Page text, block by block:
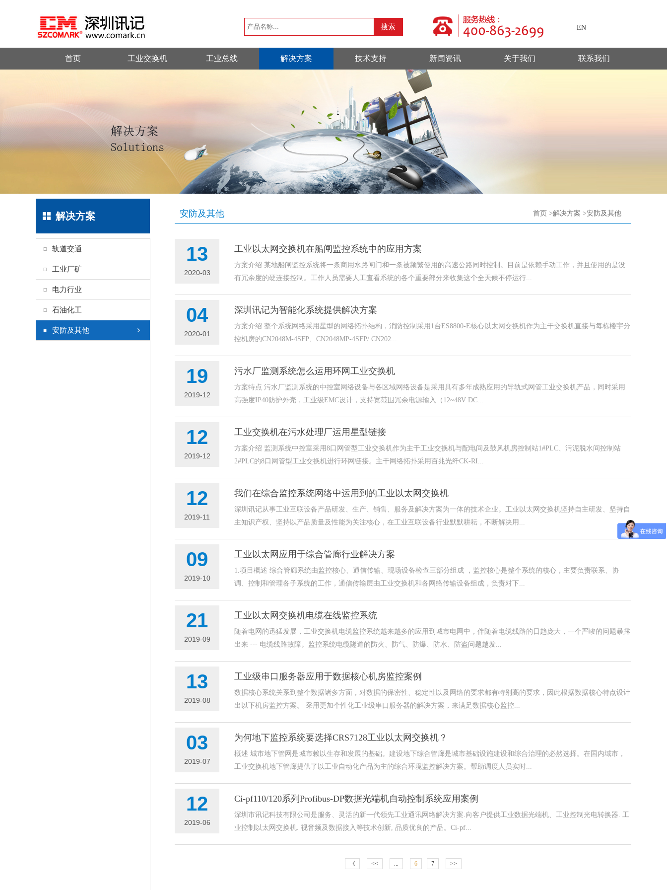
EN
首页 工业交换机 工业总线 解决方案 技术支持 新闻资讯 关于我们 联系我们
解决方案
轨道交通
工业厂矿
电力行业
石油化工
安防及其他
安防及其他 首页 >解决方案 >安防及其他
13
2020-03
工业以太网交换机在船闸监控系统中的应用方案
方案介绍 某地船闸监控系统将一条商用水路闸门和一条被频繁使用的高速公路同时控制。目前是依赖手动工作，并且使用的是没
有冗余度的硬连接控制。工作人员需要人工查看系统的各个重要部分来收集这个全天候不停运行...
04
2020-01
深圳讯记为智能化系统提供解决方案
方案介绍 整个系统网络采用星型的网络拓扑结构，消防控制采用1台ES8800-E核心以太网交换机作为主干交换机直接与每栋楼宇分
控机房的CN2048M-4SFP、CN2048MP-4SFP/ CN202...
19
2019-12
污水厂监测系统怎么运用环网工业交换机
方案特点 污水厂监测系统的中控室网络设备与各区域网络设备是采用具有多年成熟应用的导轨式网管工业交换机产品，同时采用
高强度IP40防护外壳，工业级EMC设计，支持宽范围冗余电源输入（12~48V DC...
12
2019-12
工业交换机在污水处理厂运用星型链接
方案介绍 监测系统中控室采用8口网管型工业交换机作为主干工业交换机与配电间及鼓风机房控制站1#PLC、污泥脱水间控制站
2#PLC的8口网管型工业交换机进行环网链接。主干网络拓扑采用百兆光纤CK-RI...
12
2019-11
我们在综合监控系统网络中运用到的工业以太网交换机
深圳讯记从事工业互联设备产品研发、生产、销售、服务及解决方案为一体的技术企业。工业以太网交换机坚持自主研发、坚持自
主知识产权、坚持以产品质量及性能为关注核心，在工业互联设备行业默默耕耘，不断解决用...
09
2019-10
工业以太网应用于综合管廊行业解决方案
1.项目概述 综合管廊系统由监控核心、通信传输、现场设备检查三部分组成 ，监控核心是整个系统的核心，主要负责联系、协
调、控制和管理各子系统的工作，通信传输层由工业交换机和各网络传输设备组成，负责对下...
21
2019-09
工业以太网交换机电缆在线监控系统
随着电网的迅猛发展，工业交换机电缆监控系统越来越多的应用到城市电网中，伴随着电缆线路的日趋庞大，一个严峻的问题暴露
出来 --- 电缆线路故障。监控系统电缆隧道的防火、防气、防爆、防水、防盗问题越发...
13
2019-08
工业级串口服务器应用于数据核心机房监控案例
数据核心系统关系到整个数据诸多方面，对数据的保密性、稳定性以及网络的要求都有特别高的要求，因此根据数据核心特点设计
出以下机房监控方案。 采用更加个性化工业级串口服务器的解决方案，来满足数据核心监控...
03
2019-07
为何地下监控系统要选择CRS7128工业以太网交换机？
概述 城市地下管网是城市赖以生存和发展的基础。建设地下综合管廊是城市基础设施建设和综合治理的必然选择。在国内域市，
工业交换机地下管廊提供了以工业自动化产品为主的综合环境监控解决方案。帮助调度人员实时...
12
2019-06
Ci-pf110/120系列Profibus-DP数据光端机自动控制系统应用案例
深圳市讯记科技有限公司是服务、灵活的新一代领先工业通讯网络解决方案.向客户提供工业数据光端机、工业控制光电转换器. 工
业控制以太网交换机. 视音频及数据接入等技术创新, 品质优良的产品。Ci-pf...
《 << ... 6 7 >>